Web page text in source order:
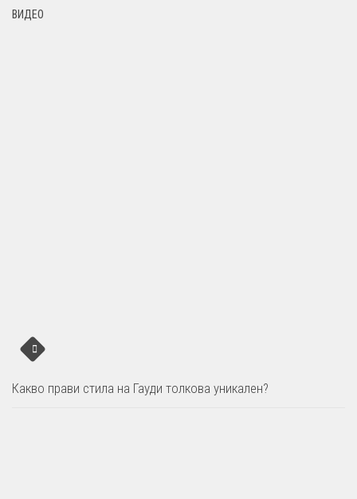
ВИДЕО
Какво прави стила на Гауди толкова уникален?